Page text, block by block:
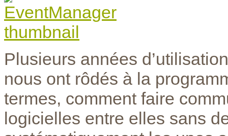
Plusieurs années
nous ont rôdés à la
termes, comment faire
logicielles entre elles sans